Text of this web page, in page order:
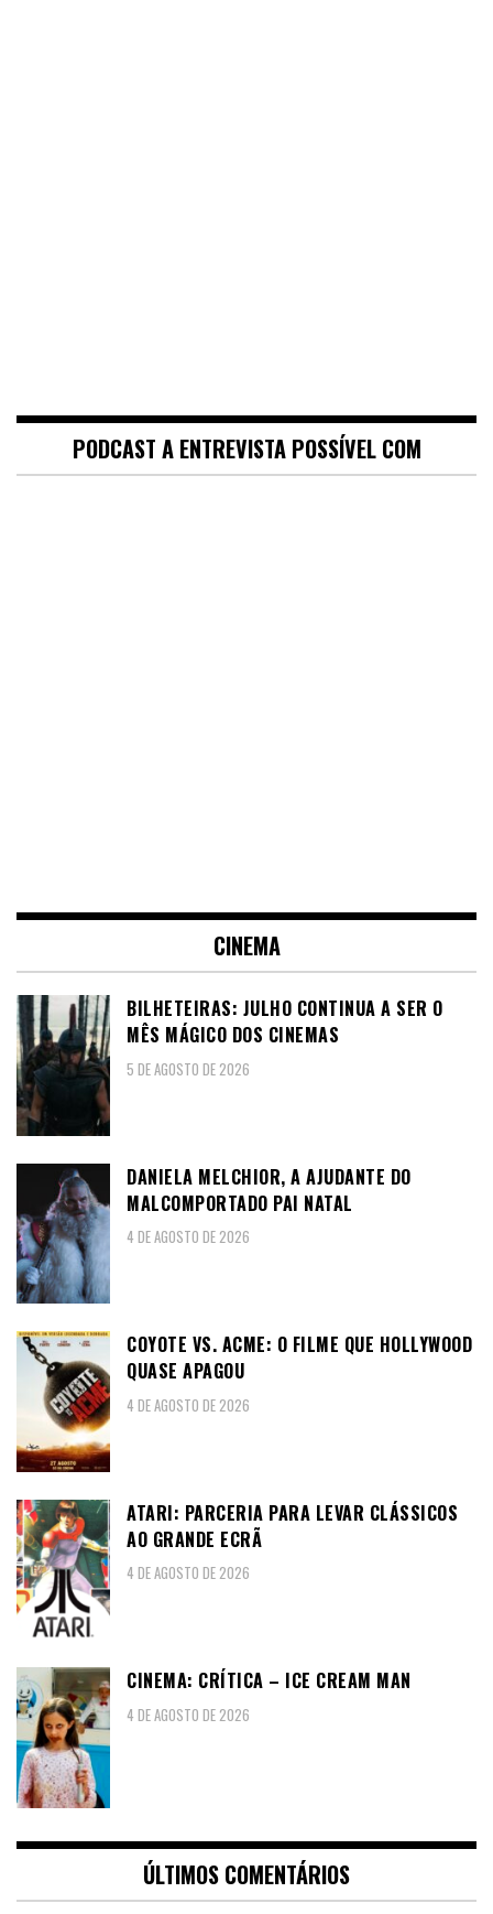
PODCAST A ENTREVISTA POSSÍVEL COM
CINEMA
BILHETEIRAS: JULHO CONTINUA A SER O
MÊS MÁGICO DOS CINEMAS
5 DE AGOSTO DE 2026
DANIELA MELCHIOR, A AJUDANTE DO
MALCOMPORTADO PAI NATAL
4 DE AGOSTO DE 2026
COYOTE VS. ACME: O FILME QUE HOLLYWOOD
QUASE APAGOU
4 DE AGOSTO DE 2026
ATARI: PARCERIA PARA LEVAR CLÁSSICOS
AO GRANDE ECRÃ
4 DE AGOSTO DE 2026
CINEMA: CRÍTICA – ICE CREAM MAN
4 DE AGOSTO DE 2026
ÚLTIMOS COMENTÁRIOS